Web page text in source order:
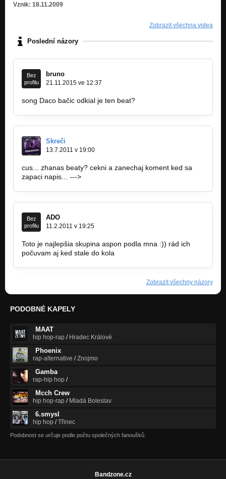
Vznik: 18.11.2009
Zobrazit všechna videa
Poslední názory
Bez
profilu
bruno
21.11.2015 ve 12:37
song Daco bačic odkial je ten beat?
Skreči
13.7.2011 v 19:00
cus... zhanas beaty? cekni a zanechaj koment ked sa
zapaci napis... --->
Bez
profilu
ADO
11.2.2011 v 19:25
Toto je najlepšia skupina aspon podla mna :)) rád ich
počuvam aj ked stale do kola
Zobrazit všechny názory
PODOBNÉ KAPELY
MAAT
hip hop-rap / Hradec Králové
Phoenix
rap-alternative /Znojmo
Gamba
rap-hip hop /
Mcch Crew
hip hop-rap / Mladá Boleslav
6.smysl
hip hop /Třinec
Podobnost se určuje podle počtu společných fanoušků.
Bandzone.cz